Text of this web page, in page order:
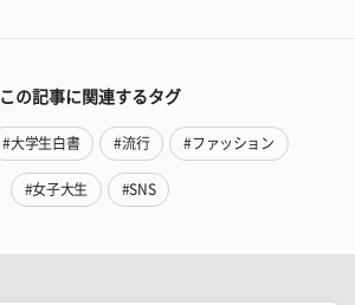
この記事に関連するタグ
#大学生白書 #流行 #ファッション
#女子大生 #SNS